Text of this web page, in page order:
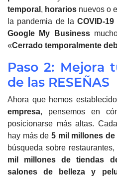
temporal , horarios nuevos o
la pandemia de laCOVID-19
Google My Business
«Cerrado temporalmente
Paso 2: Mejora
de las RESEÑAS
Ahora que hemos
empresa, pensemos en
posicionarse más altas.
hay más de 5 mil millones
búsqueda sobre restaurantes,
mil millones de tiendas
salones de belleza y